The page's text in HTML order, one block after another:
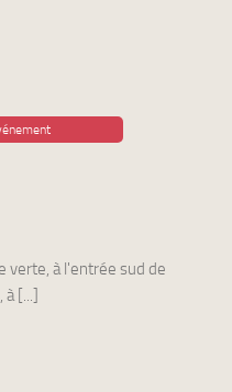
verte, à l'entrée sud de
à [...]